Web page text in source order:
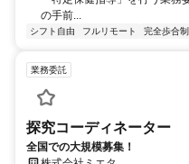
の手前...
シフト自由 フルリモート 完全歩合制
業務委託
探究コーディネーター
全国での大規模募集！